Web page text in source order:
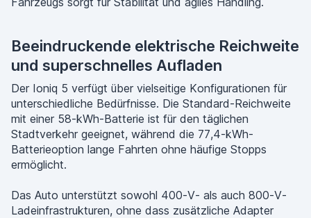
Beeindruckende elektrische Reichweite
und superschnelles Aufladen
Der Ioniq 5 verfügt über vielseitige Konfigurationen für
unterschiedliche Bedürfnisse. Die Standard-Reichweite
mit einer 58-kWh-Batterie ist für den täglichen
Stadtverkehr geeignet, während die 77,4-kWh-
Batterieoption lange Fahrten ohne häufige Stopps
ermöglicht.
Das Auto unterstützt sowohl 400-V- als auch 800-V-
Ladeinfrastrukturen, ohne dass zusätzliche Adapter